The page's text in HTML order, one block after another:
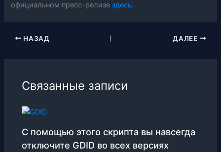
официальном пресс-релизездесь.
НАЗАД ДАЛЕЕ
Связанные записи
С помощью этого скрипта вы навсегда
отключите GDID во всех версиях